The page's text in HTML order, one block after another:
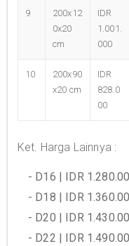
9
200x12
0x20
cm
IDR
1.001.
000
10
200x90
x20 cm
IDR
828.0
00
Ket. Harga Lainnya :
- D16 | IDR
- D18 | IDR
- D20 | IDR
- D22 | IDR